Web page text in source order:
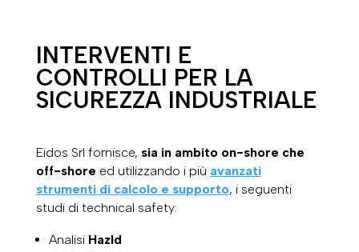
INTERVENTI E
CONTROLLI PER LA
SICUREZZA INDUSTRIALE
Eidos Srl fornisce, sia in ambito on-shore che
off-shore ed utilizzando i più avanzati
strumenti di calcolo e supporto, i seguenti
studi di technical safety:
Analisi HazId